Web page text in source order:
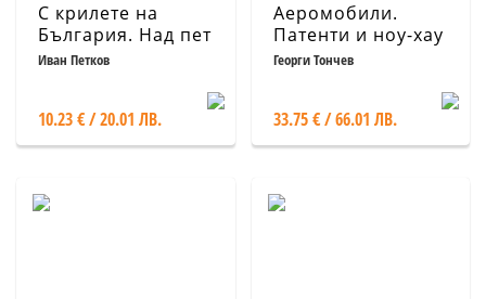
С крилете на
България. Над пет
континента и
Иван Петков
10.23 € / 20.01 ЛВ.
Аеромобили.
Патенти и ноу-хау
Георги Тончев
33.75 € / 66.01 ЛВ.